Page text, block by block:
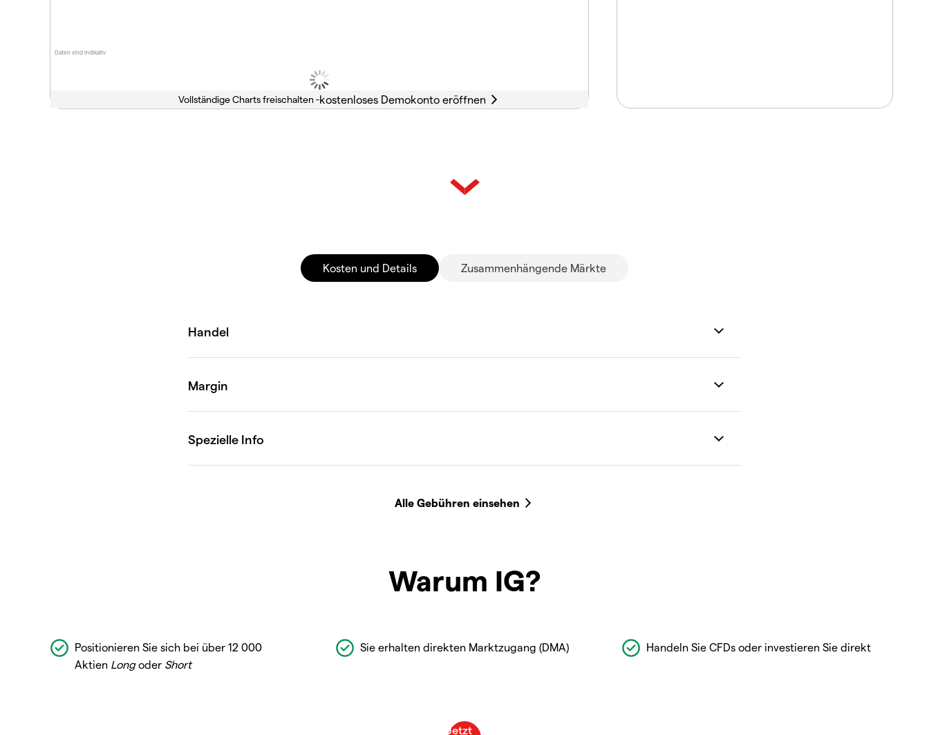
Daten sind indikativ
Vollständige Charts freischalten -
Kosten und Details Zusammenhängende Märkte
Warum IG?
Positionieren Sie sich bei über 12 000
Aktien Longoder Short
Sie erhalten direkten Marktzugang (DMA) Handeln Sie CFDs oder investieren Sie direkt